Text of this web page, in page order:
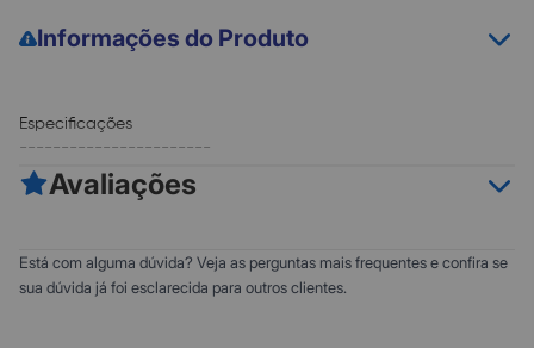
Informações do Produto
Especificações
-----------------------
- Black Piano
- 8W RMS
Avaliações
5
4
Está com alguma dúvida? Veja as perguntas mais frequentes e confira se
sua dúvida já foi esclarecida para outros clientes.